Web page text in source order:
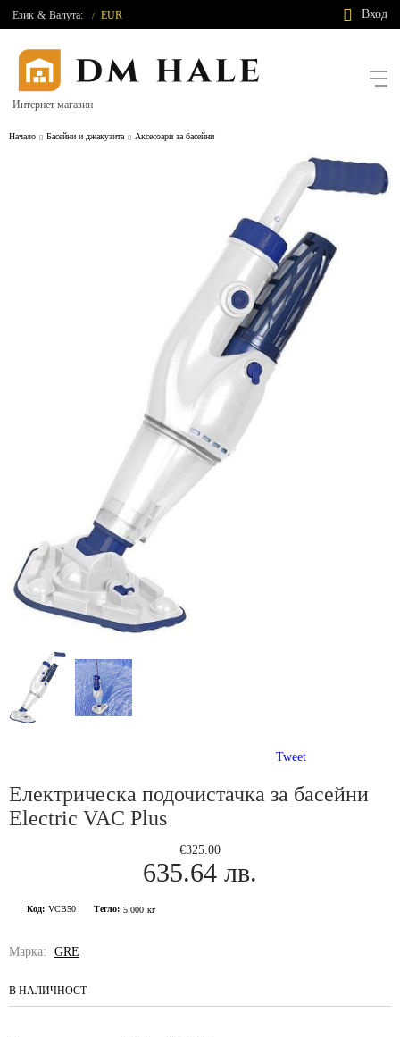
Език & Валута: / EUR Вход
Интернет магазин
Начало Басейни и джакузита Аксесоари за басейни
Tweet
Електрическа подочистачка за басейни
Electric VAC Plus
€325.00
635.64 лв.
Код: VCB50 Тегло: 5.000 кг
Марка: GRE
В НАЛИЧНОСТ